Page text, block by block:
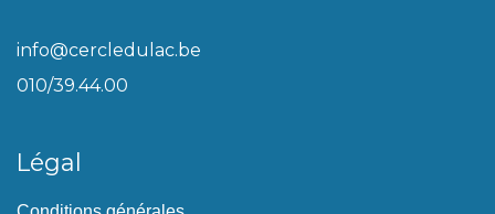
info@cercledulac.be
010/39.44.00
Légal